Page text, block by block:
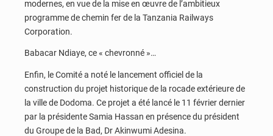
modernes, en vue de la mise en œuvre de l’ambitieux
programme de chemin fer de la Tanzania Railways
Corporation.
Babacar Ndiaye, ce « chevronné »…
Enfin, le Comité a noté le lancement officiel de la
construction du projet historique de la rocade extérieure de
la ville de Dodoma. Ce projet a été lancé le 11 février dernier
par la présidente Samia Hassan en présence du président
du Groupe de la Bad, Dr Akinwumi Adesina.